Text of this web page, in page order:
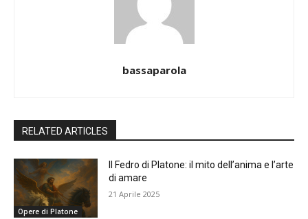
bassaparola
RELATED ARTICLES
Opere di Platone
Il Fedro di Platone: il mito dell’anima e l’arte
di amare
21 Aprile 2025